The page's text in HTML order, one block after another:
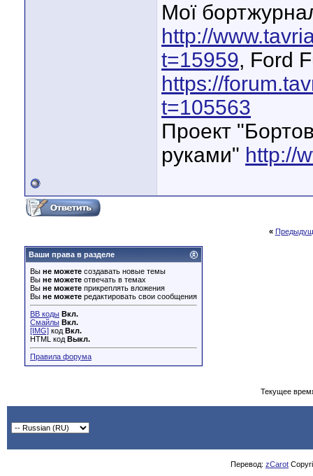
Мої
http://
t=15959, Ford
https://
t=105563
Проект
руками" http://
«
Ваши права в разделе
Вы не можете создавать новые темы
Вы не можете отвечать в темах
Вы не можете прикреплять вложения
Вы не можете редактировать свои сообщения
BB коды Вкл.
Смайлы Вкл.
[IMG] код Вкл.
HTML код Выкл.
Правила форума
Текущее
Перевод: zCarot